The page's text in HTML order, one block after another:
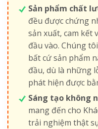
Sản phẩm chất
đều được chứng
sản xuất, cam kết
đầu vào. Chúng
bất cứ sản phẩm
đầu, dù là những
phát hiện được
Sáng tạo không
mang đến cho
trải nghiệm thật